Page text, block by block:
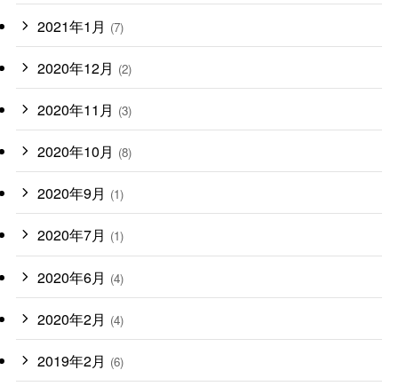
2021年1月 (7)
2020年12月 (2)
2020年11月 (3)
2020年10月 (8)
2020年9月 (1)
2020年7月 (1)
2020年6月 (4)
2020年2月 (4)
2019年2月 (6)